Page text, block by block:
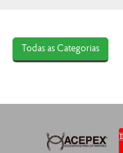
Todas as Categorias